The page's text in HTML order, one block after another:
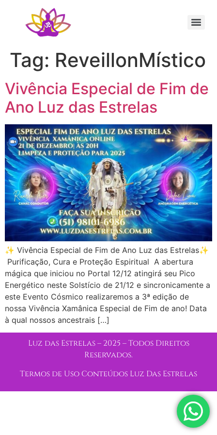
Tag: ReveillonMístico
Vivência Especial de Fim de
Ano Luz das Estrelas
✨ Vivência Especial de Fim de Ano Luz das Estrelas✨
Purificação, Cura e Proteção Espiritual A abertura
mágica que iniciou no Portal 12/12 atingirá seu Pico
Energético neste Solstício de 21/12 e sincronicamente a
este Evento Cósmico realizaremos a 3ª edição de
nossa Vivência Xamânica Especial de Fim de ano! Data
à qual nossos ancestrais […]
Luz das Estrelas – 2025 – Todos Direitos
Reservados.
Termos de Uso Conteúdos Luz Das Estrelas